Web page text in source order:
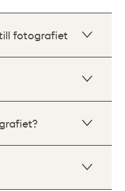
fotografiet